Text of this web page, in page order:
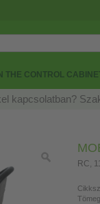
THE CONTROL
kapcsolatban?
RC,